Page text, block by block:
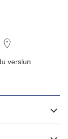
verslun